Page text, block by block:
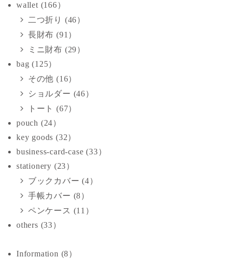
wallet (166）
二つ折り (46）
長財布 (91）
ミニ財布 (29）
bag (125）
その他 (16）
ショルダー (46）
トート (67）
pouch (24）
key goods (32）
business-card-case (33）
stationery (23）
ブックカバー (4）
手帳カバー (8）
ペンケース (11）
others (33）
Information (8）